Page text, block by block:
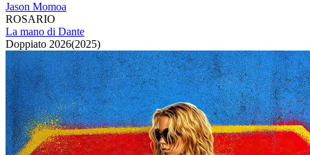
Jason Momoa
ROSARIO
La mano di Dante
Doppiato 2026(2025)